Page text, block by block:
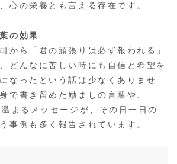
心の栄養とも言える存在です。
の効果
から「君の頑張りは必ず報われる」
どんなに苦しい時にも自信と希望を
なったという話は少なくありませ
で書き留めた励ましの言葉や、
まるメッセージが、その日一日の
事例も多く報告されています。